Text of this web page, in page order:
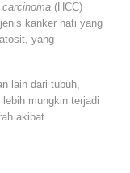
(HCC)
kanker hati yang
yang
lain dari tubuh,
mungkin terjadi
akibat